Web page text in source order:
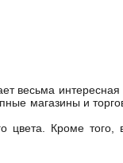
интересная
магазины и
цвета. Кроме